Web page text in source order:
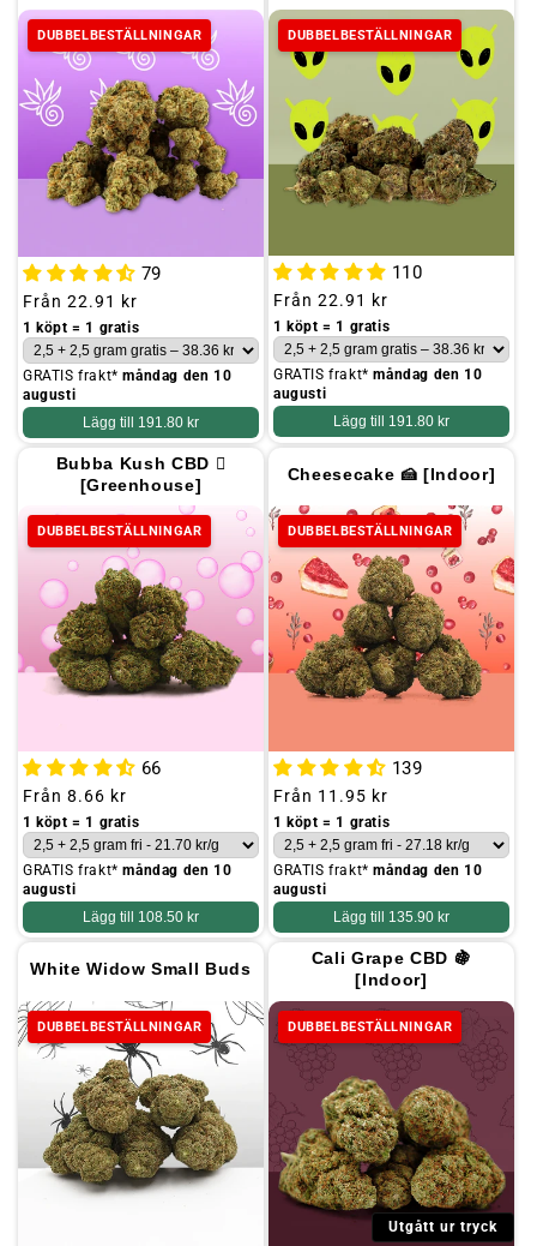
DUBBELBESTÄLLNINGAR
79
Ordinarie
pris
Från 22.91 kr
1 köpt = 1 gratis
GRATIS frakt*måndag den 10
augusti
Lägg till 191.80 kr
DUBBELBESTÄLLNINGAR
110
Ordinarie
pris
Från 22.91 kr
1 köpt = 1 gratis
GRATIS frakt*måndag den 10
augusti
Lägg till 191.80 kr
Bubba Kush CBD 🺧
[Greenhouse]
DUBBELBESTÄLLNINGAR
66
Ordinarie
pris
Från 8.66 kr
1 köpt = 1 gratis
GRATIS frakt*måndag den 10
augusti
Lägg till 108.50 kr
Cheesecake 🍰 [Indoor]
DUBBELBESTÄLLNINGAR
139
Ordinarie
pris
Från 11.95 kr
1 köpt = 1 gratis
GRATIS frakt*måndag den 10
augusti
Lägg till 135.90 kr
White Widow Small Buds
DUBBELBESTÄLLNINGAR
Cali Grape CBD 🍇
[Indoor]
DUBBELBESTÄLLNINGAR
Utgått ur tryck